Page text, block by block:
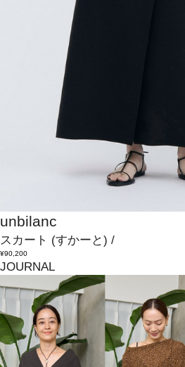
unbilanc
スカート (すかーと) /
¥90,200
JOURNAL